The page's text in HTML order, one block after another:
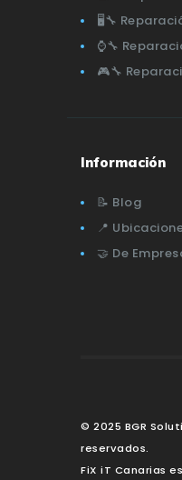
🖥️🔧
⌚🔧
🎮🔧
Información
📝 Blog
📍
🤝 De
© 2025 BGR
reservados.
FiX iT Canarias